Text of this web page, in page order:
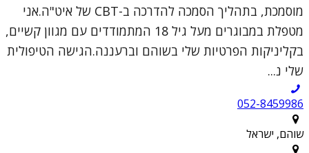
מוסמכת, בתהליך הסמכה להדרכה ב-CBT של איט"ה.אני
מטפלת במבוגרים מעל גיל 18 המתמודדים עם מגוון קשיים,
בקליניקות הפרטיות שלי בשוהם וברעננה.הגישה הטיפולית
שלי נ...
052-8459986
שוהם, ישראל